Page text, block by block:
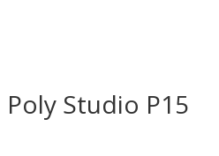
Poly Studio P15